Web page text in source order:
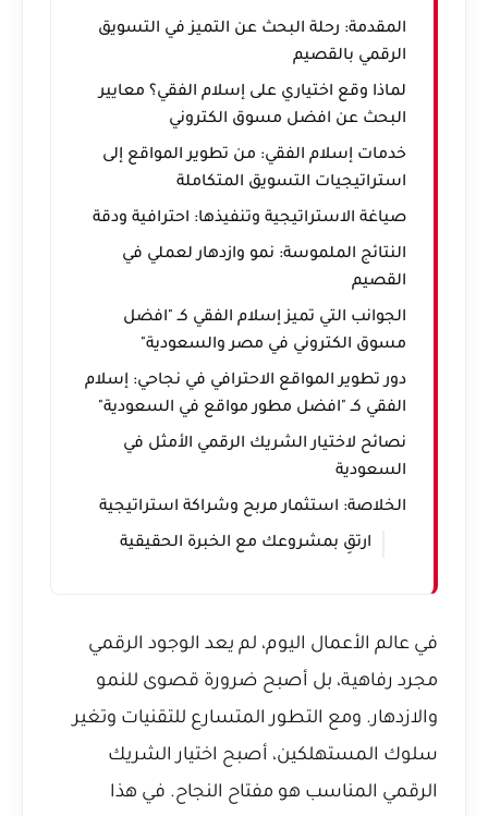
المقدمة: رحلة البحث عن التميز في التسويق
الرقمي بالقصيم
لماذا وقع اختياري على إسلام الفقي؟ معايير
البحث عن افضل مسوق الكتروني
خدمات إسلام الفقي: من تطوير المواقع إلى
استراتيجيات التسويق المتكاملة
صياغة الاستراتيجية وتنفيذها: احترافية ودقة
النتائج الملموسة: نمو وازدهار لعملي في
القصيم
الجوانب التي تميز إسلام الفقي كـ "افضل
مسوق الكتروني في مصر والسعودية"
دور تطوير المواقع الاحترافي في نجاحي: إسلام
الفقي كـ "افضل مطور مواقع في السعودية"
نصائح لاختيار الشريك الرقمي الأمثل في
السعودية
الخلاصة: استثمار مربح وشراكة استراتيجية
ارتقِ بمشروعك مع الخبرة الحقيقية
في عالم الأعمال اليوم، لم يعد الوجود الرقمي
مجرد رفاهية، بل أصبح ضرورة قصوى للنمو
والازدهار. ومع التطور المتسارع للتقنيات وتغير
سلوك المستهلكين، أصبح اختيار الشريك
الرقمي المناسب هو مفتاح النجاح. في هذا